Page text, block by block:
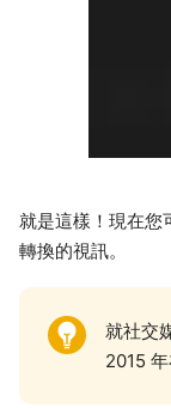
就是這樣！現在您
轉換的視訊。
就社交
2015